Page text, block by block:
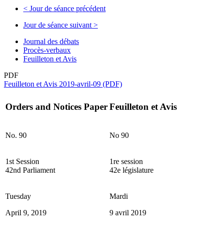
< Jour de séance précédent
Jour de séance suivant >
Journal des débats
Procès-verbaux
Feuilleton et Avis
PDF
Feuilleton et Avis 2019-avril-09 (PDF)
Orders and Notices PaperFeuilleton et Avis
No. 90 No 90
1st Session
42nd Parliament
1re session
42e législature
Tuesday
April 9, 2019
Mardi
9 avril 2019